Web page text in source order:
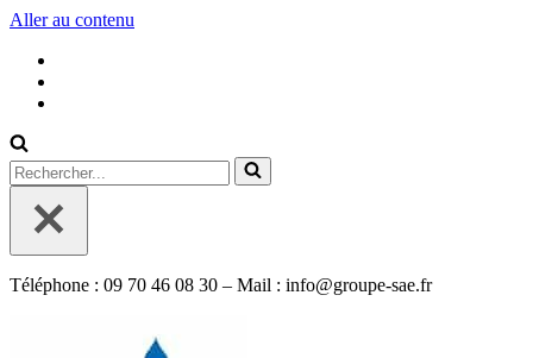
Aller au contenu
Rechercher...
Téléphone : 09 70 46 08 30 – Mail : info@groupe-sae.fr